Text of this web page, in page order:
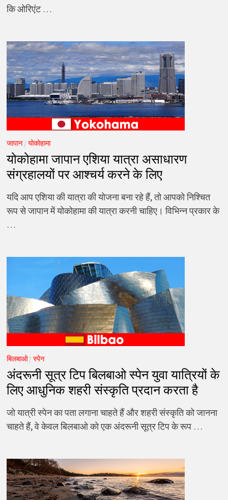
कि ओरिएंट …
जापान/योकोहामा
योकोहामा जापान एशिया यात्रा असाधारण
संग्रहालयों पर आश्चर्य करने के लिए
यदि आप एशिया की यात्रा की योजना बना रहे हैं, तो आपको निश्चित
रूप से जापान में योकोहामा की यात्रा करनी चाहिए। विभिन्न प्रकार के
…
बिलबाओ/स्पेन
अंदरूनी सूत्र टिप बिलबाओ स्पेन युवा यात्रियों के
लिए आधुनिक शहरी संस्कृति प्रदान करता है
जो यात्री स्पेन का पता लगाना चाहते हैं और शहरी संस्कृति को जानना
चाहते हैं, वे केवल बिलबाओ को एक अंदरूनी सूत्र टिप के रूप …